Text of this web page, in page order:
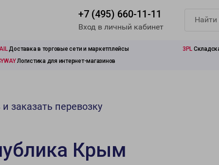
+7 (495) 660-11-11
Вход в личный кабинет
Доставка в торговые сети и маркетплейсы 3PL
Логистика для интернет-магазинов
заказать перевозку
Крым